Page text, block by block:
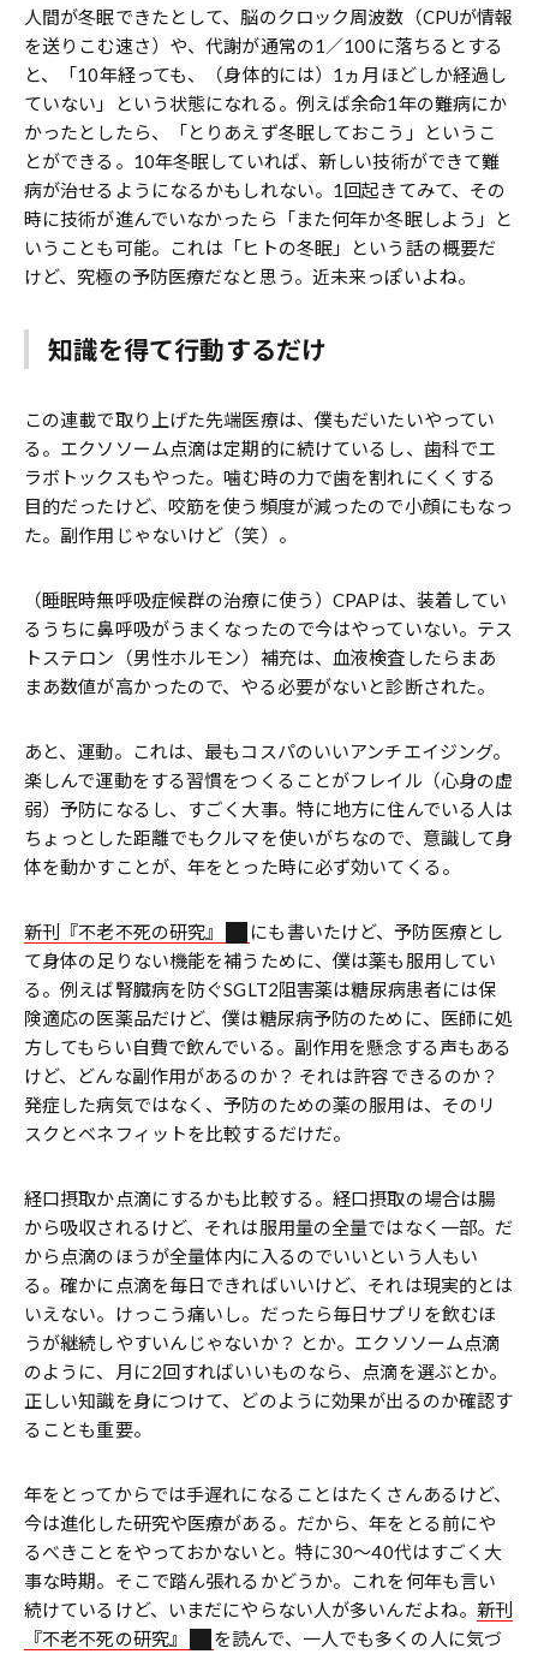
人間が冬眠できたとして、脳のクロック周波数（CPUが情報
を送りこむ速さ）や、代謝が通常の1／100に落ちるとする
と、「10年経っても、（身体的には）1ヵ月ほどしか経過し
ていない」という状態になれる。例えば余命1年の難病にか
かったとしたら、「とりあえず冬眠しておこう」というこ
とができる。10年冬眠していれば、新しい技術ができて難
病が治せるようになるかもしれない。1回起きてみて、その
時に技術が進んでいなかったら「また何年か冬眠しよう」と
いうことも可能。これは「ヒトの冬眠」という話の概要だ
けど、究極の予防医療だなと思う。近未来っぽいよね。
知識を得て行動するだけ
この連載で取り上げた先端医療は、僕もだいたいやってい
る。エクソソーム点滴は定期的に続けているし、歯科でエ
ラボトックスもやった。噛む時の力で歯を割れにくくする
目的だったけど、咬筋を使う頻度が減ったので小顔にもなっ
た。副作用じゃないけど（笑）。
（睡眠時無呼吸症候群の治療に使う）CPAPは、装着してい
るうちに鼻呼吸がうまくなったので今はやっていない。テス
トステロン（男性ホルモン）補充は、血液検査したらまあ
まあ数値が高かったので、やる必要がないと診断された。
あと、運動。これは、最もコスパのいいアンチエイジング。
楽しんで運動をする習慣をつくることがフレイル（心身の虚
弱）予防になるし、すごく大事。特に地方に住んでいる人は
ちょっとした距離でもクルマを使いがちなので、意識して身
体を動かすことが、年をとった時に必ず効いてくる。
新刊『不老不死の研究』
にも書いたけど、予防医療とし
て身体の足りない機能を補うために、僕は薬も服用してい
る。例えば腎臓病を防ぐSGLT2阻害薬は糖尿病患者には保
険適応の医薬品だけど、僕は糖尿病予防のために、医師に処
方してもらい自費で飲んでいる。副作用を懸念する声もある
けど、どんな副作用があるのか？ それは許容できるのか？
発症した病気ではなく、予防のための薬の服用は、そのリ
スクとベネフィットを比較するだけだ。
経口摂取か点滴にするかも比較する。経口摂取の場合は腸
から吸収されるけど、それは服用量の全量ではなく一部。だ
から点滴のほうが全量体内に入るのでいいという人もい
る。確かに点滴を毎日できればいいけど、それは現実的とは
いえない。けっこう痛いし。だったら毎日サプリを飲むほ
うが継続しやすいんじゃないか？ とか。エクソソーム点滴
のように、月に2回すればいいものなら、点滴を選ぶとか。
正しい知識を身につけて、どのように効果が出るのか確認す
ることも重要。
年をとってからでは手遅れになることはたくさんあるけど、
今は進化した研究や医療がある。だから、年をとる前にや
るべきことをやっておかないと。特に30〜40代はすごく大
事な時期。そこで踏ん張れるかどうか。これを何年も言い
続けているけど、いまだにやらない人が多いんだよね。 新刊
『不老不死の研究』
を読んで、一人でも多くの人に気づ